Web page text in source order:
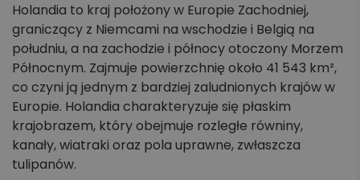
Holandia to kraj położony w Europie Zachodniej,
graniczący z Niemcami na wschodzie i Belgią na
południu, a na zachodzie i północy otoczony Morzem
Północnym. Zajmuje powierzchnię około 41 543 km²,
co czyni ją jednym z bardziej zaludnionych krajów w
Europie. Holandia charakteryzuje się płaskim
krajobrazem, który obejmuje rozległe równiny,
kanały, wiatraki oraz pola uprawne, zwłaszcza
tulipanów.